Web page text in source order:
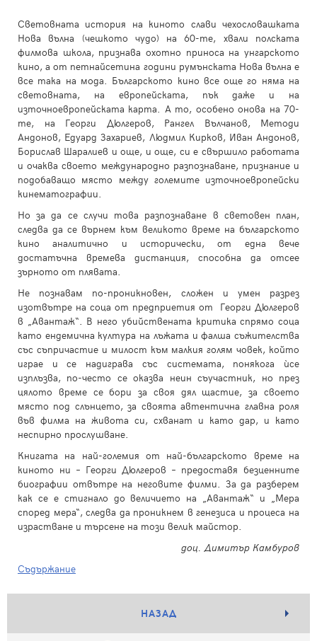
Световната история на киното слави чехословашката
Нова вълна (чешкото чудо) на 60-те, хвали полската
филмова школа, признава охотно приноса на унгарското
кино, а от петнайсетина години румънската Нова вълна е
все така на мода. Българското кино все още го няма на
световната, на европейската, пък даже и на
източноевропейската карта. А то, особено онова на 70-
те, на Георги Дюлгеров, Рангел Вълчанов, Методи
Андонов, Едуард Захариев, Людмил Кирков, Иван Андонов,
Борислав Шаралиев и още, и още, си е свършило работата
и очаква своето международно разпознаване, признание и
подобаващо място между големите източноевропейски
кинематографии.
Но за да се случи това разпознаване в световен план,
следва да се върнем към великото време на българското
кино аналитично и исторически, от една вече
достатъчна времева дистанция, способна да отсее
зърното от плявата.
Не познавам по-проникновен, сложен и умен разрез
изотвътре на соца от предприетия от Георги Дюлгеров
в „Авантаж“. В него убийствената критика спрямо соца
като ендемична култура на лъжата и фалша съжителства
със съпричастие и милост към малкия голям човек, който
играе и се надиграва със системата, понякога ѝсе
изплъзва, по-често се оказва неин съучастник, но през
цялото време се бори за своя дял щастие, за своето
място под слънцето, за своята автентична главна роля
във филма на живота си, схванат и като дар, и като
неспирно прослушване.
Книгата на най-големия от най-българското време на
киното ни – Георги Дюлгеров – предоставя безценните
биографии отвътре на неговите филми. За да разберем
как се е стигнало до величието на „Авантаж“ и „Мера
според мера“, следва да проникнем в генезиса и процеса на
израстване и търсене на този велик майстор.
доц. Димитър Камбуров
Съдържание
НАЗАД